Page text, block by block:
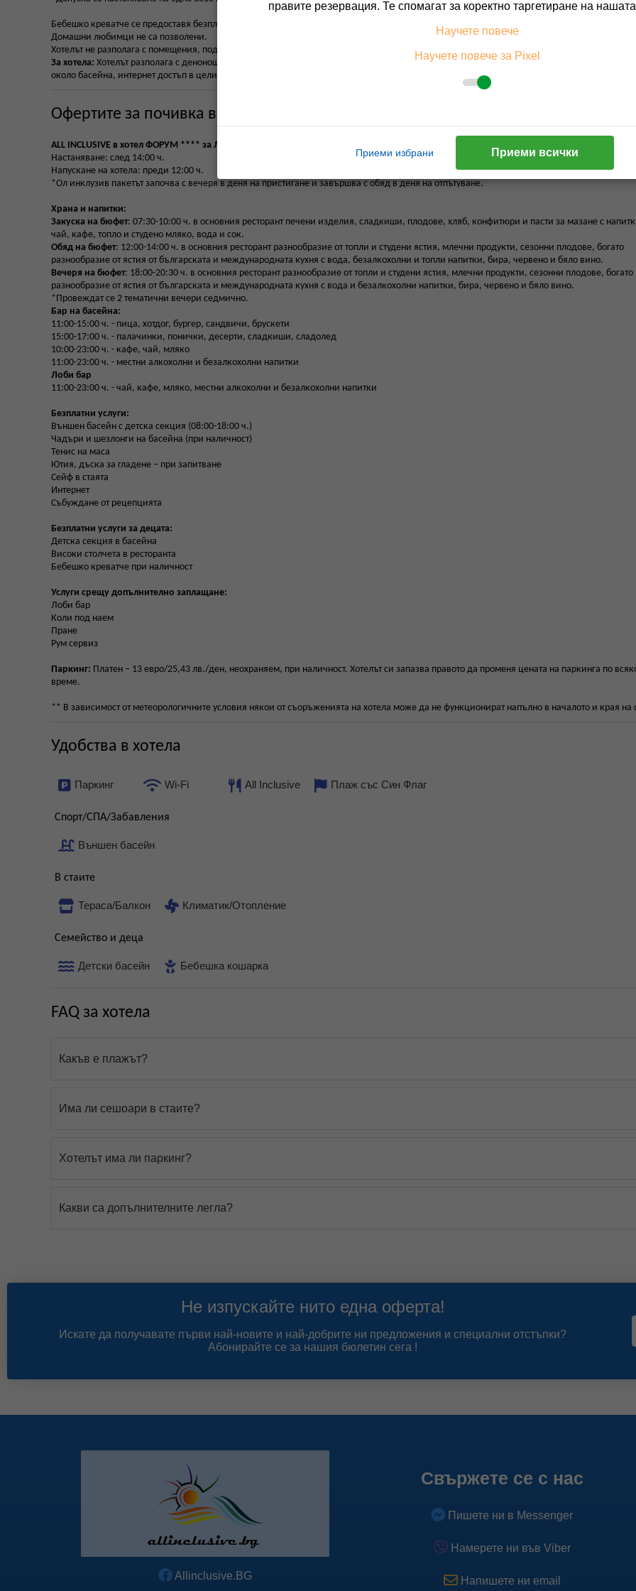
Бебешко креватче се предоставя безплатно при поискване.
Домашни любимци не са позволени.
Хотелът не разполага с помещения, подходящи за хора с двигателни увреждания.
За хотела: Хотелът разполага с денонощна рецепция, основен ресторант, градина, открит басейн с детска част, лоби бар, шезлонги и
около басейна, интернет достъп в целия хотел.
Офертите за почивка в хотел ФОРУМ включват
ALL INCLUSIVE в хотел ФОРУМ **** за Летен сезон 2026 г. ВКЛЮЧВА:
Настаняване: след 14:00 ч.
Напускане на хотела: преди 12:00 ч.
*Ол инклузив пакетът започва с вечеря в деня на пристигане и завършва с обяд в деня на отпътуване.
Храна и напитки:
Закуска на бюфет: 07:30-10:00 ч. в основния ресторант печени изделия, сладкиши, плодове, хляб, конфитюри и пасти за мазане с
чай, кафе, топло и студено мляко, вода и сок.
Обяд на бюфет: 12:00-14:00 ч. в основния ресторант разнообразие от топли и студени ястия, млечни продукти, сезонни плодове, богато
разнообразие от ястия от българската и международната кухня с вода, безалкохолни и топли напитки, бира, червено и бяло вино.
Вечеря на бюфет: 18:00-20:30 ч. в основния ресторант разнообразие от топли и студени ястия, млечни продукти, сезонни плодове, богато
разнообразие от ястия от българската и международната кухня с вода и безалкохолни напитки, бира, червено и бяло вино.
*Провеждат се 2 тематични вечери седмично.
Бар на басейна:
11:00-15:00 ч. - пица, хотдог, бургер, сандвичи, брускети
15:00-17:00 ч. - палачинки, понички, десерти, сладкиши, сладолед
10:00-23:00 ч. - кафе, чай, мляко
11:00-23:00 ч. - местни алкохолни и безалкохолни напитки
Лоби бар
11:00-23:00 ч. - чай, кафе, мляко, местни алкохолни и безалкохолни напитки
Безплатни услуги:
Външен басейн с детска секция (08:00-18:00 ч.)
Чадъри и шезлонги на басейна (при наличност)
Тенис на маса
Ютия, дъска за гладене – при запитване
Сейф в стаята
Интернет
Събуждане от рецепцията
Безплатни услуги за децата:
Детска секция в басейна
Високи столчета в ресторанта
Бебешко креватче при наличност
Услуги срещу допълнително заплащане:
Лоби бар
Коли под наем
Пране
Рум сервиз
Паркинг: Платен – 13 евро/25,43 лв./ден, неохраняем, при наличност. Хотелът си запазва правото да променя цената на паркинга по
време.
** В зависимост от метеорологичните условия някои от съоръженията на хотела може да не функционират напълно в началото и края на
Удобства в хотела
Паркинг Wi-Fi All Inclusive Плаж със Син Флаг
Спорт/СПА/Забавления
Външен басейн
В стаите
Тераса/Балкон Климатик/Отопление
Семейство и деца
Детски басейн Бебешка кошарка
FAQ за хотела
Какъв е плажът?
Има ли сешоари в стаите?
Хотелът има ли паркинг?
Какви са допълнителните легла?
Не изпускайте нито една оферта!
Искате да получавате първи най-новите и най-добрите ни предложения и специални отстъпки?
Абонирайте се за нашия бюлетин сега !
правите резервация. Те спомагат за коректно таргетиране на
Научете повече
Научете повече за Pixel
Приеми избрани Приеми всички
Allinclusive.BG
Свържете се с нас
Пишете ни в Messenger
Намерете ни във Viber
Напишете ни email